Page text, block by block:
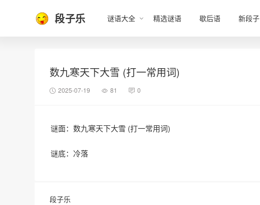
段子乐 谜语大全 精选谜语 歇后语 新段子
数九寒天下大雪 (打一常用词)
2025-07-19 81 0
谜面：数九寒天下大雪 (打一常用词)
谜底：冷落
段子乐